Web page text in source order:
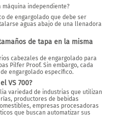
máquina independiente?
de engargolado que debe ser
aguas abajo de una llenadora
de tapa en la misma
cabezales de engargolado para
Pilfer Proof. Sin embargo, cada
engargolado específico.
VS 700?
variedad de industrias que utilizan
productores de bebidas
empresas procesadoras
que buscan automatizar sus